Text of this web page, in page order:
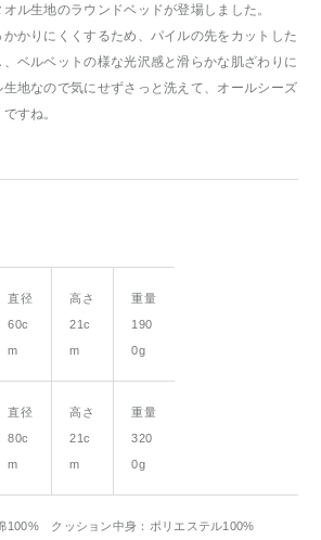
ル生地のラウンドベッドが登場しました。
かりにくくするため、パイルの先をカットした
ベルベットの様な光沢感と滑らかな肌ざわりに
地なので気にせずさっと洗えて、オールシーズ
すね。
直径
60c
m
高さ
21c
m
重量
190
0g
直径
80c
m
高さ
21c
m
重量
320
0g
100% クッション中身：ポリエステル100%